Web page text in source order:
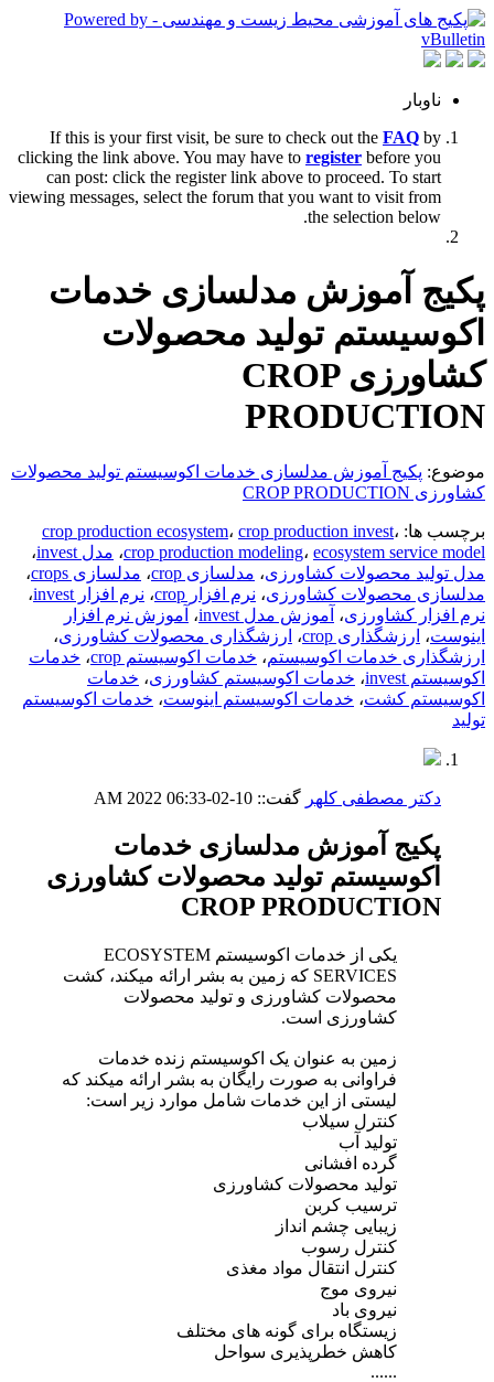
ناوبار
If this is your first visit, be sure to check out the FAQ by
clicking the link above. You may have to register before you
can post: click the register link above to proceed. To start
viewing messages, select the forum that you want to visit from
the selection below.
پکیج آموزش مدلسازی خدمات
اکوسیستم تولید محصولات
کشاورزی CROP
PRODUCTION
موضوع: پکیج آموزش مدلسازی خدمات اکوسیستم تولید محصولات
کشاورزی CROP PRODUCTION
برچسب ها: crop production ecosystem، crop production invest،
crop production modeling، ecosystem service model ، مدل invest
،
مدل تولید محصولات کشاورزی، مدلسازی crop ، مدلسازی crops
،
مدلسازی محصولات کشاورزی، نرم افزار crop ، نرم افزار invest
،
نرم افزار کشاورزی، آموزش مدل invest ، آموزش نرم افزار
اینوست، ارزشگذاری crop ، ارزشگذاری محصولات کشاورزی،
ارزشگذاری خدمات اکوسیستم، خدمات اکوسیستم crop ، خدمات
اکوسیستم invest
، خدمات اکوسیستم کشاورزی، خدمات
اکوسیستم کشت، خدمات اکوسیستم اینوست، خدمات اکوسیستم
تولید
دکتر مصطفی کلهر گفت:: 10-02-2022
06:33 AM
پکیج آموزش مدلسازی خدمات
اکوسیستم تولید محصولات کشاورزی
CROP PRODUCTION
یکی از خدمات اکوسیستم ECOSYSTEM
SERVICES که زمین به بشر ارائه میکند، کشت
محصولات کشاورزی و تولید محصولات
کشاورزی است.
زمین به عنوان یک اکوسیستم زنده خدمات
فراوانی به صورت رایگان به بشر ارائه میکند که
لیستی از این خدمات شامل موارد زیر است:
کنترل سیلاب
تولید آب
گرده افشانی
تولید محصولات کشاورزی
ترسیب کربن
زیبایی چشم انداز
کنترل رسوب
کنترل انتقال مواد مغذی
نیروی موج
نیروی باد
زیستگاه برای گونه های مختلف
کاهش خطرپذیری سواحل
......